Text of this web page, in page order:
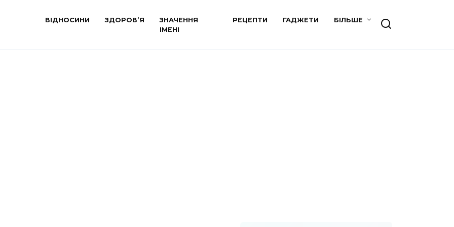
ВІДНОСИНИ ЗДОРОВ’Я
ЗНАЧЕННЯ
ІМЕНІ
РЕЦЕПТИ ГАДЖЕТИ БІЛЬШЕ